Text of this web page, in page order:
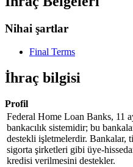
Nihai şartlar
Final Terms
İhraç bilgisi
Profil
Federal Home Loan Banks, 11
bankacılık sistemidir; bu
destekli işletmelerdir. Bankalar,
sigorta şirketleri gibi üye-
kredisi verilmesini destekler.